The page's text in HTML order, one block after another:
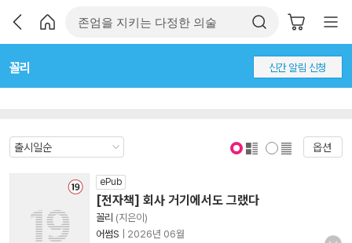
꼴리 신간 알림 신청
옵션
ePub
[전자책] 회사 거기에서도 그랬다
꼴리 (지은이)
어썸S
2026년 06월